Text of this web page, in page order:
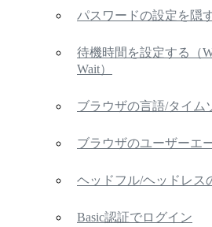
パスワードの設定を隠
待機時間を設定する（
Wait）
ブラウザの言語/タイム
ブラウザのユーザーエ
ヘッドフル/ヘッドレス
Basic認証でログイン